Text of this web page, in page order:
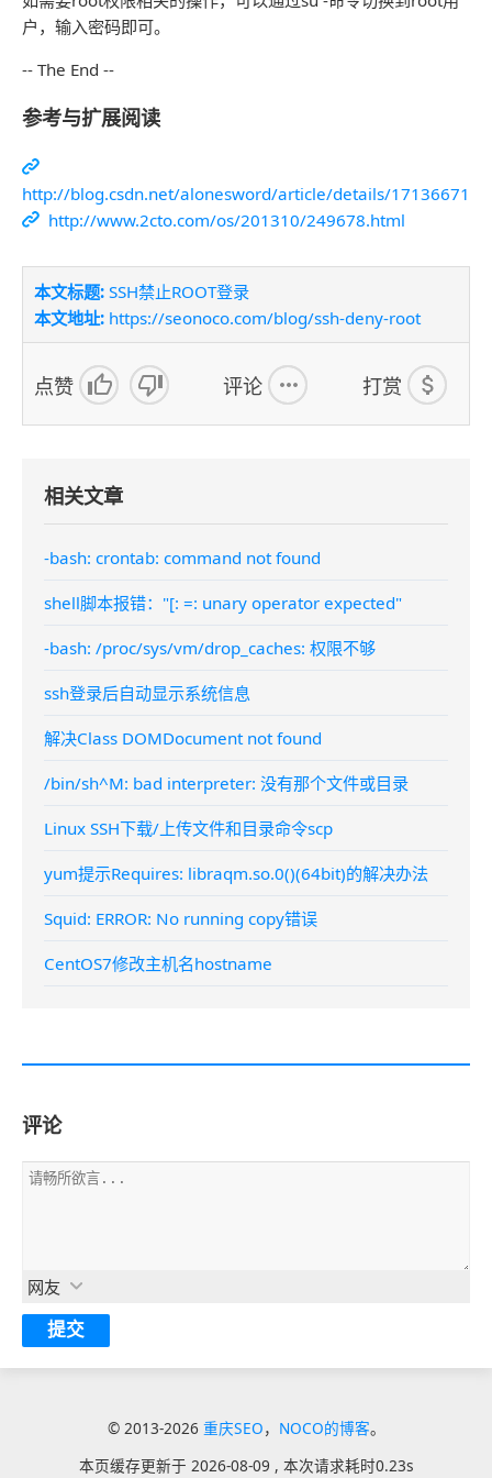
户，输入密码即可。
-- The End --
参考与扩展阅读
http://blog.csdn.net/alonesword/article/details/17136671
http://www.2cto.com/os/201310/249678.html
本文标题: SSH禁止ROOT登录
本文地址: https://seonoco.com/blog/ssh-deny-root
点赞 评论 打赏
相关文章
-bash: crontab: command not found
shell脚本报错："[: =: unary operator expected"
-bash: /proc/sys/vm/drop_caches: 权限不够
ssh登录后自动显示系统信息
解决Class DOMDocument not found
/bin/sh^M: bad interpreter: 没有那个文件或目录
Linux SSH下载/上传文件和目录命令scp
yum提示Requires: libraqm.so.0()(64bit)的解决办法
Squid: ERROR: No running copy错误
CentOS7修改主机名hostname
评论
网友
© 2013-2026 重庆SEO， NOCO的博客。
本页缓存更新于 2026-08-09 , 本次请求耗时0.23s